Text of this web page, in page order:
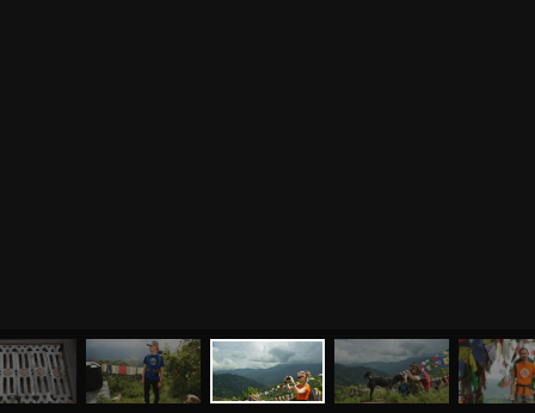
ЙОГА СЕМИНАРЫ МЕНЮ О НАС МАГАЗИН